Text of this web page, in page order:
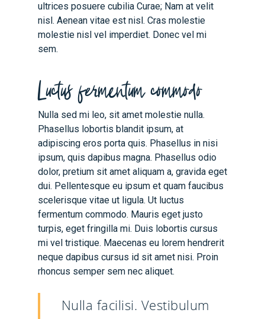
ultrices posuere cubilia Curae; Nam at velit
nisl. Aenean vitae est nisl. Cras molestie
molestie nisl vel imperdiet. Donec vel mi
sem.
Luctus fermentum commodo
Nulla sed mi leo, sit amet molestie nulla.
Phasellus lobortis blandit ipsum, at
adipiscing eros porta quis. Phasellus in nisi
ipsum, quis dapibus magna. Phasellus odio
dolor, pretium sit amet aliquam a, gravida eget
dui. Pellentesque eu ipsum et quam faucibus
scelerisque vitae ut ligula. Ut luctus
fermentum commodo. Mauris eget justo
turpis, eget fringilla mi. Duis lobortis cursus
mi vel tristique. Maecenas eu lorem hendrerit
neque dapibus cursus id sit amet nisi. Proin
rhoncus semper sem nec aliquet.
Nulla facilisi. Vestibulum